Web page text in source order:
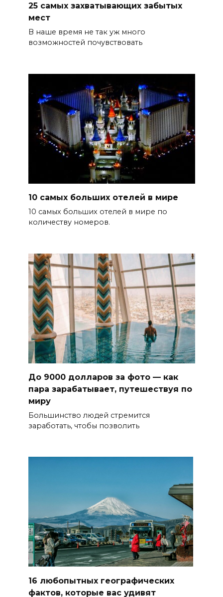
25 самых захватывающих забытых
мест
В наше время не так уж много
возможностей почувствовать
10 самых больших отелей в мире
10 самых больших отелей в мире по
количеству номеров.
До 9000 долларов за фото — как
пара зарабатывает, путешествуя по
миру
Большинство людей стремится
заработать, чтобы позволить
16 любопытных географических
фактов, которые вас удивят